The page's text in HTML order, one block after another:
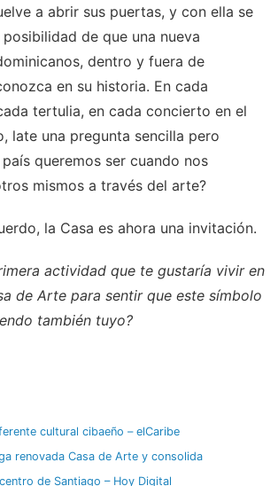
a abrir sus puertas, y con ella se
de que una nueva
dentro y fuera de
en su historia. En cada
tertulia, en cada concierto en el
late una pregunta sencilla pero
queremos ser cuando nos
mismos a través del arte?
la Casa es ahora una invitación.
actividad que te gustaría vivir en
de Arte para sentir que este símbolo
también tuyo?
cultural cibaeño – elCaribe
renovada Casa de Arte y consolida
de Santiago – Hoy Digital